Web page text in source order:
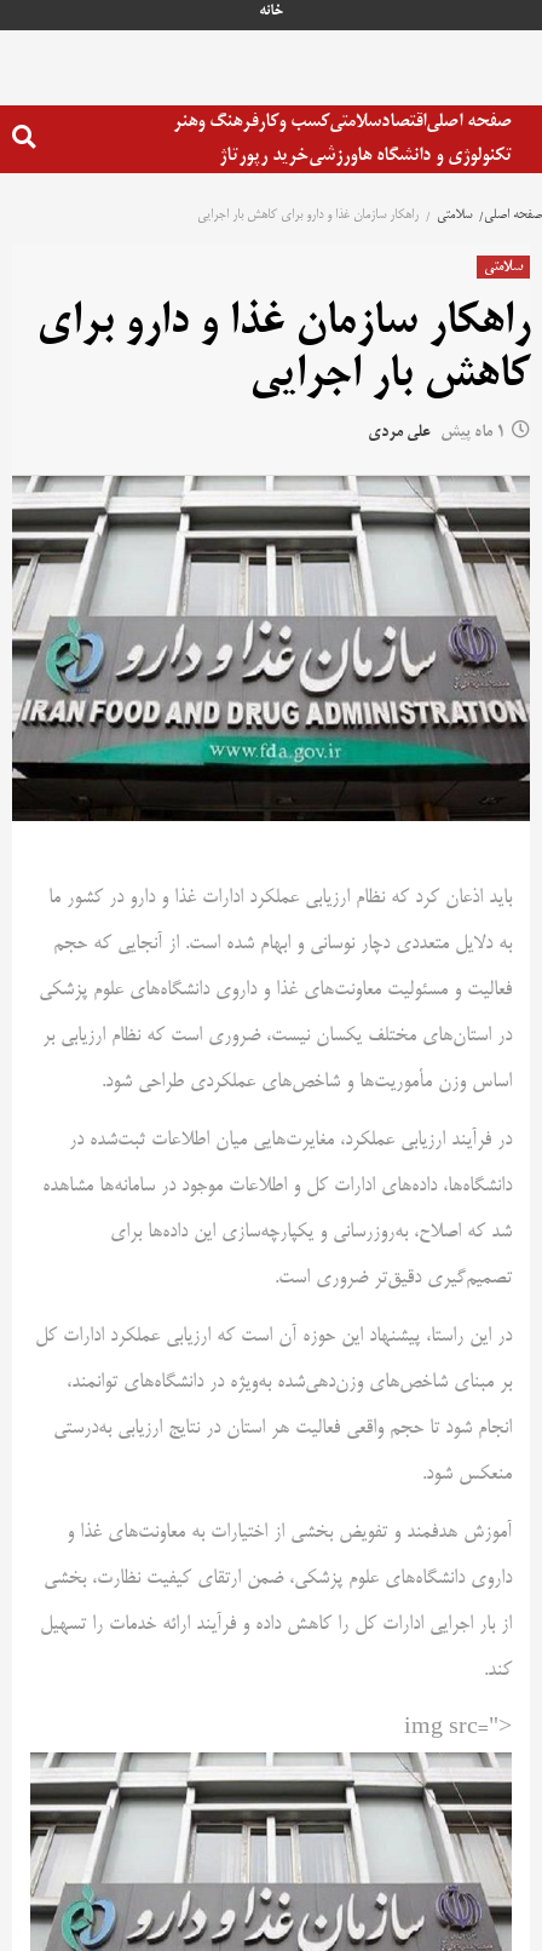
خانه
صفحه اصلیاقتصادسلامتیکسب وکارفرهنگ وهنر
تکنولوژی و دانشگاه هاورزشیخرید رپورتاژ
صفحه اصلی سلامتی راهکار سازمان غذا و دارو برای کاهش بار اجرایی
سلامتی
راهکار سازمان غذا و دارو برای
کاهش بار اجرایی
1 ماه پیش علی مردی
باید اذعان کرد که نظام ارزیابی عملکرد ادارات غذا و دارو در کشور ما
به دلایل متعددی دچار نوسانی و ابهام شده است. از آنجایی که حجم
فعالیت و مسئولیت معاونت‌های غذا و داروی دانشگاه‌های علوم پزشکی
در استان‌های مختلف یکسان نیست، ضروری است که نظام ارزیابی بر
اساس وزن مأموریت‌ها و شاخص‌های عملکردی طراحی شود.
در فرآیند ارزیابی عملکرد، مغایرت‌هایی میان اطلاعات ثبت‌شده در
دانشگاه‌ها، داده‌های ادارات کل و اطلاعات موجود در سامانه‌ها مشاهده
شد که اصلاح، به‌روزرسانی و یکپارچه‌سازی این داده‌ها برای
تصمیم‌گیری دقیق‌تر ضروری است.
در این راستا، پیشنهاد این حوزه آن است که ارزیابی عملکرد ادارات کل
بر مبنای شاخص‌های وزن‌دهی‌شده به‌ویژه در دانشگاه‌های توانمند،
انجام شود تا حجم واقعی فعالیت هر استان در نتایج ارزیابی به‌درستی
منعکس شود.
آموزش هدفمند و تفویض بخشی از اختیارات به معاونت‌های غذا و
داروی دانشگاه‌های علوم پزشکی، ضمن ارتقای کیفیت نظارت، بخشی
از بار اجرایی ادارات کل را کاهش داده و فرآیند ارائه خدمات را تسهیل
کند.
<img src="